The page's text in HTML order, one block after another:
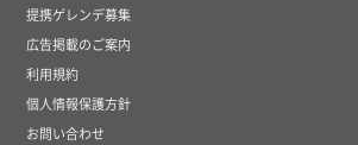
提携ゲレンデ募集
広告掲載のご案内
利用規約
個人情報保護方針
お問い合わせ